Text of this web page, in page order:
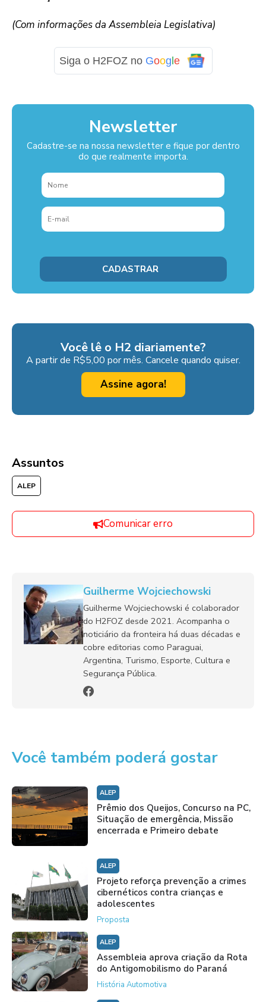
(Com informações da Assembleia Legislativa)
Siga o H2FOZ no Google
Newsletter
Cadastre-se na nossa newsletter e fique por dentro
do que realmente importa.
Você lê o H2 diariamente?
A partir de R$5,00 por mês. Cancele quando quiser.
Assine agora!
Assuntos
ALEP
Comunicar erro
Guilherme Wojciechowski
Guilherme Wojciechowski é colaborador
do H2FOZ desde 2021. Acompanha o
noticiário da fronteira há duas décadas e
cobre editorias como Paraguai,
Argentina, Turismo, Esporte, Cultura e
Segurança Pública.
Você também poderá gostar
ALEP
Prêmio dos Queijos, Concurso na PC,
Situação de emergência, Missão
encerrada e Primeiro debate
ALEP
Projeto reforça prevenção a crimes
cibernéticos contra crianças e
adolescentes
Proposta
ALEP
Assembleia aprova criação da Rota
do Antigomobilismo do Paraná
História Automotiva